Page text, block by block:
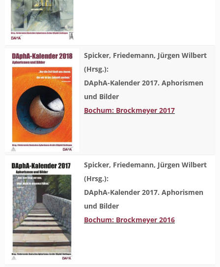
Spicker, Friedemann, Jürgen Wilbert
(Hrsg.):
DAphA-Kalender 2017. Aphorismen
und Bilder
Bochum: Brockmeyer 2017
Spicker, Friedemann, Jürgen Wilbert
(Hrsg.):
DAphA-Kalender 2017. Aphorismen
und Bilder
Bochum: Brockmeyer 2016